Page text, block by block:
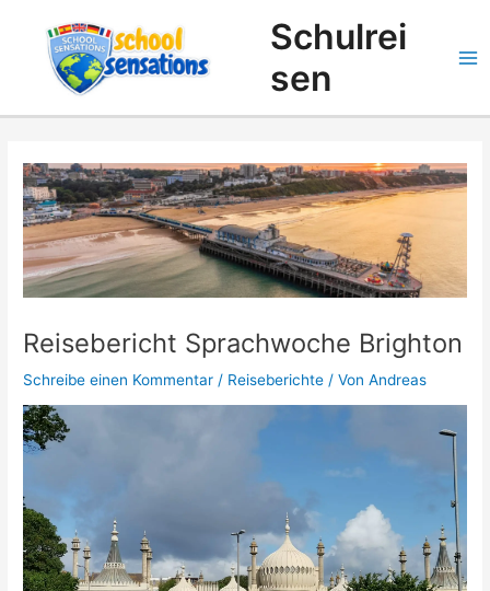
springen
Schulrei
sen
Reisebericht Sprachwoche Brighton
Schreibe einen Kommentar / Reiseberichte / VonAndreas